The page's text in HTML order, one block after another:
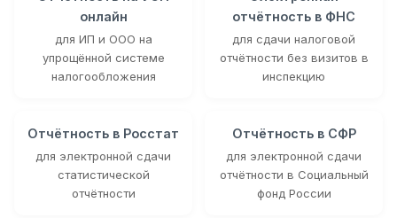
онлайн
для ИП и ООО на
упрощённой системе
налогообложения
отчётность в ФНС
для сдачи налоговой
отчётности без визитов в
инспекцию
Отчётность в Росстат
для электронной сдачи
статистической
отчётности
Отчётность в СФР
для электронной сдачи
отчётности в Социальный
фонд России